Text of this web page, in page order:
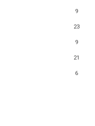
6
23
21
9
9